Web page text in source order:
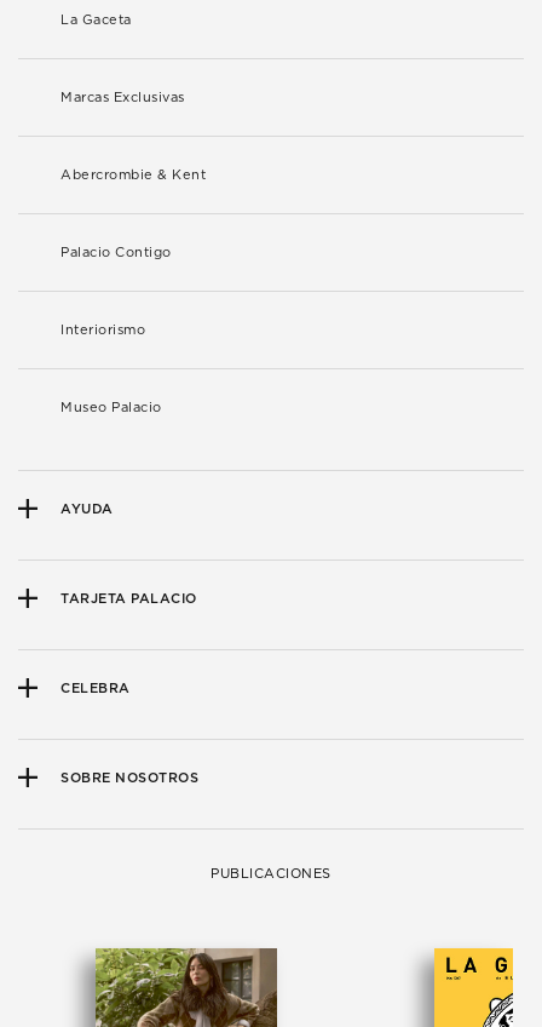
La Gaceta
Marcas Exclusivas
Abercrombie & Kent
Palacio Contigo
Interiorismo
Museo Palacio
AYUDA
TARJETA PALACIO
CELEBRA
SOBRE NOSOTROS
PUBLICACIONES